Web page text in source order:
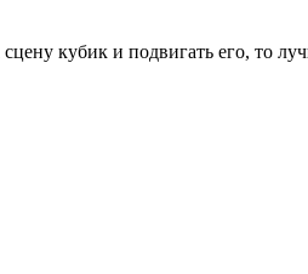
кубик и подвигать его, то